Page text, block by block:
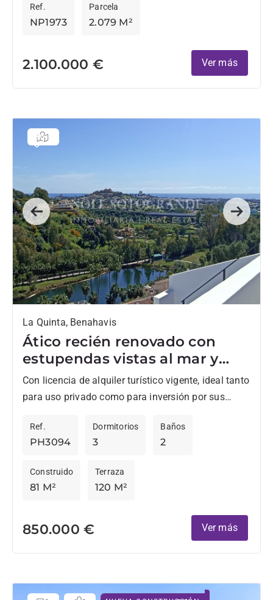
construcción de...
NP1973
Ref.
2.079 M²
Parcela
2.100.000 € Ver más
Previous Next
La Quinta, Benahavis
Ático recién renovado con
estupendas vistas al mar y
golf en La Quinta, Benahavis
Con licencia de alquiler turístico vigente, ideal tanto
para uso privado como para inversión por sus
reformado con enorme solarium...
PH3094
Ref.
3
Dormitorios
2
Baños
81 M²
Construido
120 M²
Terraza
850.000 € Ver más